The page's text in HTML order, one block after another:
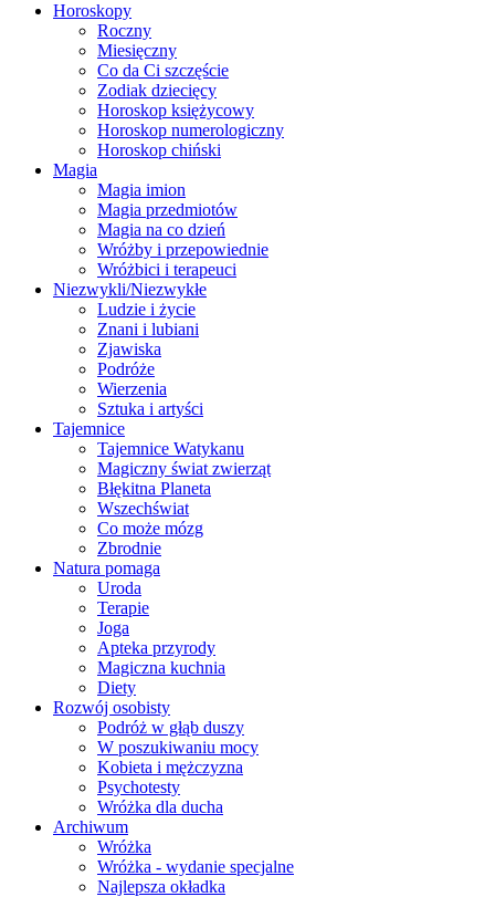
Horoskopy
Roczny
Miesięczny
Co da Ci szczęście
Zodiak dziecięcy
Horoskop księżycowy
Horoskop numerologiczny
Horoskop chiński
Magia
Magia imion
Magia przedmiotów
Magia na co dzień
Wróżby i przepowiednie
Wróżbici i terapeuci
Niezwykli/Niezwykłe
Ludzie i życie
Znani i lubiani
Zjawiska
Podróże
Wierzenia
Sztuka i artyści
Tajemnice
Tajemnice Watykanu
Magiczny świat zwierząt
Błękitna Planeta
Wszechświat
Co może mózg
Zbrodnie
Natura pomaga
Uroda
Terapie
Joga
Apteka przyrody
Magiczna kuchnia
Diety
Rozwój osobisty
Podróż w głąb duszy
W poszukiwaniu mocy
Kobieta i mężczyzna
Psychotesty
Wróżka dla ducha
Archiwum
Wróżka
Wróżka - wydanie specjalne
Najlepsza okładka